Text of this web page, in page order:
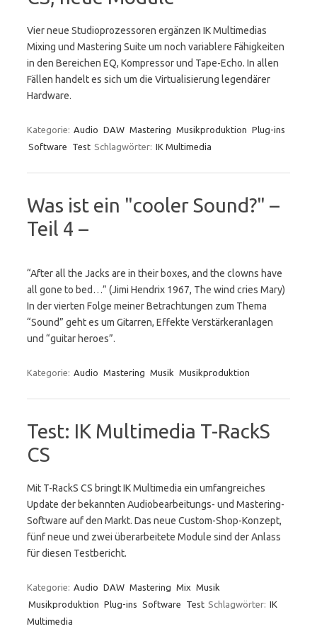
Vier neue Studioprozessoren ergänzen IK Multimedias
Mixing und Mastering Suite um noch variablere Fähigkeiten
in den Bereichen EQ, Kompressor und Tape-Echo. In allen
Fällen handelt es sich um die Virtualisierung legendärer
Hardware.
Kategorie: Audio DAW Mastering Musikproduktion Plug-ins
Software
Test Schlagwörter: IK Multimedia
Was ist ein "cooler Sound?" –
Teil 4 –
“After all the Jacks are in their boxes, and the clowns have
all gone to bed…” (Jimi Hendrix 1967, The wind cries Mary)
In der vierten Folge meiner Betrachtungen zum Thema
“Sound” geht es um Gitarren, Effekte Verstärkeranlagen
und “guitar heroes”.
Kategorie: Audio Mastering Musik Musikproduktion
Test: IK Multimedia T-RackS
CS
Mit T-RackS CS bringt IK Multimedia ein umfangreiches
Update der bekannten Audiobearbeitungs- und Mastering-
Software auf den Markt. Das neue Custom-Shop-Konzept,
fünf neue und zwei überarbeitete Module sind der Anlass
für diesen Testbericht.
Kategorie: Audio DAW Mastering Mix Musik
Musikproduktion Plug-ins Software Test Schlagwörter: IK
Multimedia